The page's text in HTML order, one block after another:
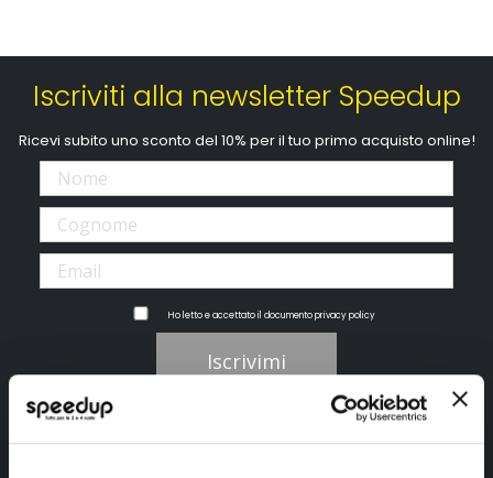
Iscriviti alla newsletter Speedup
Ricevi subito uno sconto del 10% per il tuo primo acquisto online!
Ho letto e accettato il documentoprivacy policy
Iscrivimi
Segui SPEEDUP.IT